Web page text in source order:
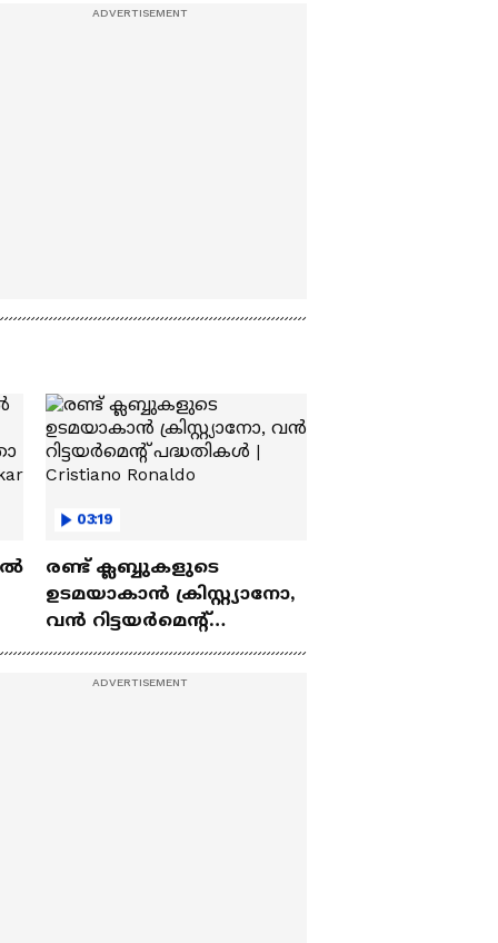
ശ്രമം; 3 പേർ പിടിയിൽ
|
03:19
രണ്ട്‌ ക്ലബ്ബുകളുടെ
ഉടമയാകാന്‍ ക്രിസ്റ്റ്യാനോ,
വന്‍ റിട്ടയര്‍മെന്റ്‌
പദ്ധതികള്‍ | Cristiano